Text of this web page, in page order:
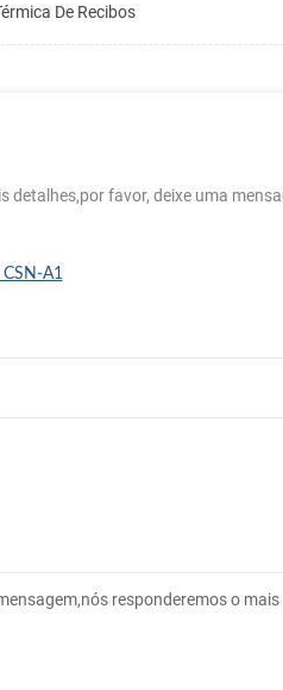
De Recibos
favor, deixe uma
A1
responderemos o mais